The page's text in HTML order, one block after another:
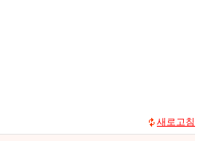
새로고침